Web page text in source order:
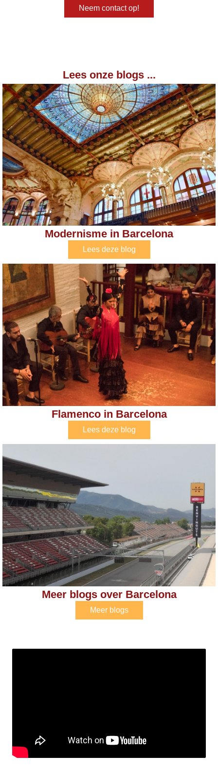
Neem contact op!
Lees onze blogs ...
Modernisme in Barcelona
Lees deze blog
Flamenco in Barcelona
Lees deze blog
Meer blogs over Barcelona
Meer blogs